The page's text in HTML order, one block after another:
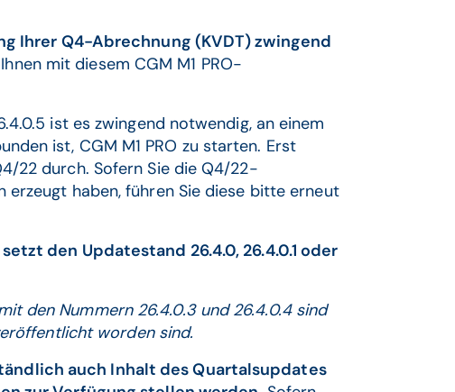
Ihrer Q4-Abrechnung (KVDT) zwingend
mit diesem CGM M1 PRO-
ist es zwingend notwendig, an einem
ist, CGM M1 PRO zu starten. Erst
22 durch. Sofern Sie die Q4/22-
haben, führen Sie diese bitte erneut
den Updatestand 26.4.0, 26.4.0.1 oder
den Nummern 26.4.0.3 und 26.4.0.4 sind
worden sind.
auch Inhalt des Quartalsupdates